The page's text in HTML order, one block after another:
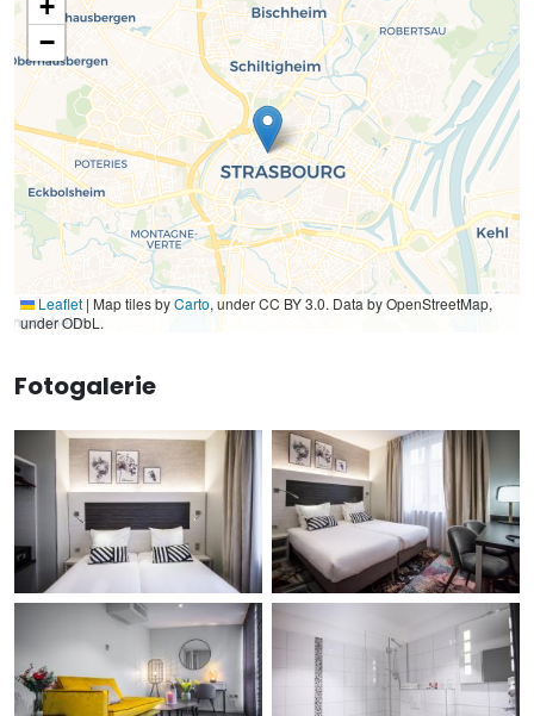
+
−
Leaflet | Map tiles byCarto, under CC BY 3.0. Data by OpenStreetMap,
under ODbL.
Fotogalerie